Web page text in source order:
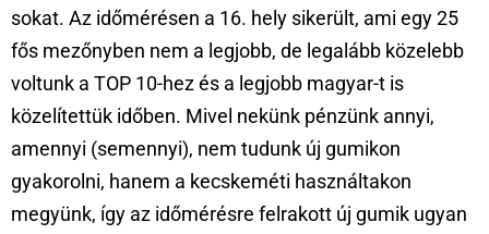
sokat. Az időmérésen a 16. hely sikerült, ami egy 25
fős mezőnyben nem a legjobb, de legalább közelebb
voltunk a TOP 10-hez és a legjobb magyar-t is
közelítettük időben. Mivel nekünk pénzünk annyi,
amennyi (semennyi), nem tudunk új gumikon
gyakorolni, hanem a kecskeméti használtakon
megyünk, így az időmérésre felrakott új gumik ugyan